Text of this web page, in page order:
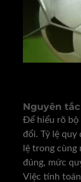
Nguyên
Để hiểu rõ bộ
đổi. Tỷ lệ
lệ trong cùng
đúng, mức
Việc tính